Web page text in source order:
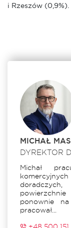
i Rzeszów (0,9%).
MICHAŁ
DYREKTOR
Michał
doradczych,
ponownie
pracował...
+48 500 151